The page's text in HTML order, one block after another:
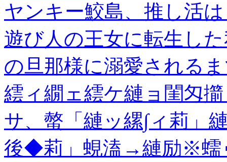
ヤンキー鮫島、推し活
遊び人の王女に転生し
の旦那様に溺愛される
繧ィ繝ェ繧ケ縺ョ閨匁
サ、螫「縺ッ縲∫ィ莉」
後◆莉」蜆溘→縺励※蠕